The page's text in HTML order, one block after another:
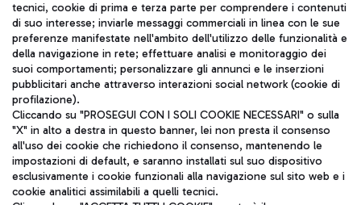
TRAVEL JOURNAL
ITA
Aeroporti di Roma S.p.A. - Società soggetta a direzione e
tecnici, cookie di prima e terza parte per comprendere i contenuti
di suo interesse; inviarle messaggi commerciali in linea con le sue
preferenze manifestate nell'ambito dell'utilizzo delle funzionalità e
della navigazione in rete; effettuare analisi e monitoraggio dei
suoi comportamenti; personalizzare gli annunci e le inserzioni
pubblicitari anche attraverso interazioni social network (cookie di
profilazione).
Cliccando su "PROSEGUI CON I SOLI COOKIE NECESSARI" o sulla
"X" in alto a destra in questo banner, lei non presta il consenso
all'uso dei cookie che richiedono il consenso, mantenendo le
impostazioni di default, e saranno installati sul suo dispositivo
esclusivamente i cookie funzionali alla navigazione sul sito web e i
cookie analitici assimilabili a quelli tecnici.